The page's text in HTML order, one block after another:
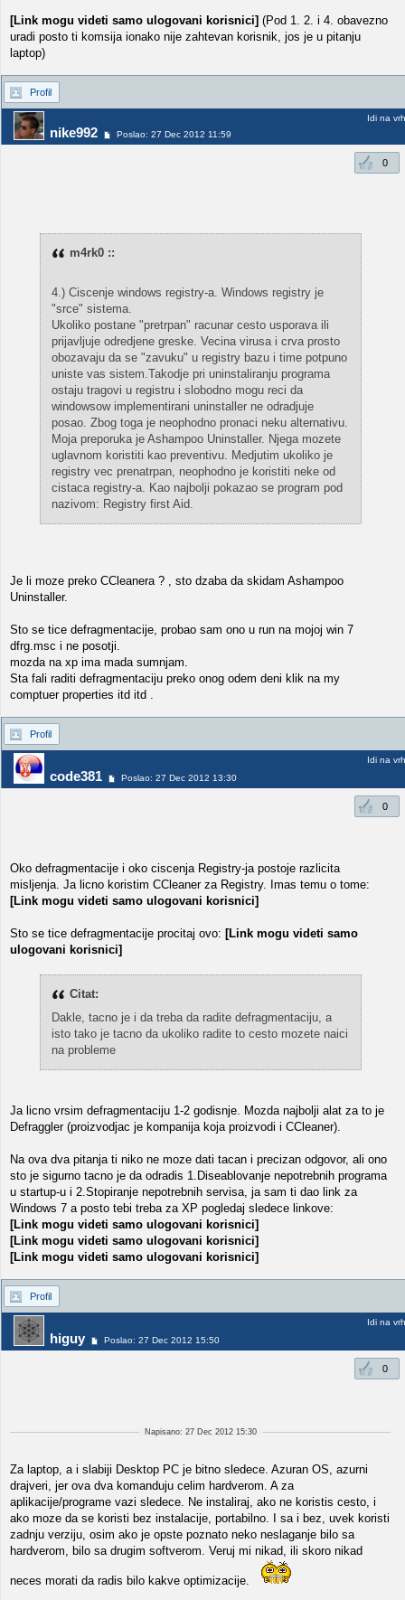
[Link mogu videti samo ulogovani korisnici] (Pod 1. 2. i 4. obavezno
uradi posto ti komsija ionako nije zahtevan korisnik, jos je u pitanju
laptop)
Profil
nike992 Poslao: 27 Dec 2012 11:59
Idi na vrh
0
m4rk0 ::
4.) Ciscenje windows registry-a. Windows registry je
"srce" sistema.
Ukoliko postane "pretrpan" racunar cesto usporava ili
prijavljuje odredjene greske. Vecina virusa i crva prosto
obozavaju da se "zavuku" u registry bazu i time potpuno
uniste vas sistem.Takodje pri uninstaliranju programa
ostaju tragovi u registru i slobodno mogu reci da
windowsow implementirani uninstaller ne odradjuje
posao. Zbog toga je neophodno pronaci neku alternativu.
Moja preporuka je Ashampoo Uninstaller. Njega mozete
uglavnom koristiti kao preventivu. Medjutim ukoliko je
registry vec prenatrpan, neophodno je koristiti neke od
cistaca registry-a. Kao najbolji pokazao se program pod
nazivom: Registry first Aid.
Je li moze preko CCleanera ? , sto dzaba da skidam Ashampoo
Uninstaller.
Sto se tice defragmentacije, probao sam ono u run na mojoj win 7
dfrg.msc i ne posotji.
mozda na xp ima mada sumnjam.
Sta fali raditi defragmentaciju preko onog odem deni klik na my
comptuer properties itd itd .
Profil
code381 Poslao: 27 Dec 2012 13:30
Idi na vrh
0
Oko defragmentacije i oko ciscenja Registry-ja postoje razlicita
misljenja. Ja licno koristim CCleaner za Registry. Imas temu o tome:
[Link mogu videti samo ulogovani korisnici]
Sto se tice defragmentacije procitaj ovo: [Link mogu videti samo
ulogovani korisnici]
Citat:
Dakle, tacno je i da treba da radite defragmentaciju, a
isto tako je tacno da ukoliko radite to cesto mozete naici
na probleme
Ja licno vrsim defragmentaciju 1-2 godisnje. Mozda najbolji alat za to je
Defraggler (proizvodjac je kompanija koja proizvodi i CCleaner).
Na ova dva pitanja ti niko ne moze dati tacan i precizan odgovor, ali ono
sto je sigurno tacno je da odradis 1.Diseablovanje nepotrebnih programa
u startup-u i 2.Stopiranje nepotrebnih servisa, ja sam ti dao link za
Windows 7 a posto tebi treba za XP pogledaj sledece linkove:
[Link mogu videti samo ulogovani korisnici]
[Link mogu videti samo ulogovani korisnici]
[Link mogu videti samo ulogovani korisnici]
Profil
higuy Poslao: 27 Dec 2012 15:50
Idi na vrh
0
Napisano: 27 Dec 2012 15:30
Za laptop, a i slabiji Desktop PC je bitno sledece. Azuran OS, azurni
drajveri, jer ova dva komanduju celim hardverom. A za
aplikacije/programe vazi sledece. Ne instaliraj, ako ne koristis cesto, i
ako moze da se koristi bez instalacije, portabilno. I sa i bez, uvek koristi
zadnju verziju, osim ako je opste poznato neko neslaganje bilo sa
hardverom, bilo sa drugim softverom. Veruj mi nikad, ili skoro nikad
neces morati da radis bilo kakve optimizacije.